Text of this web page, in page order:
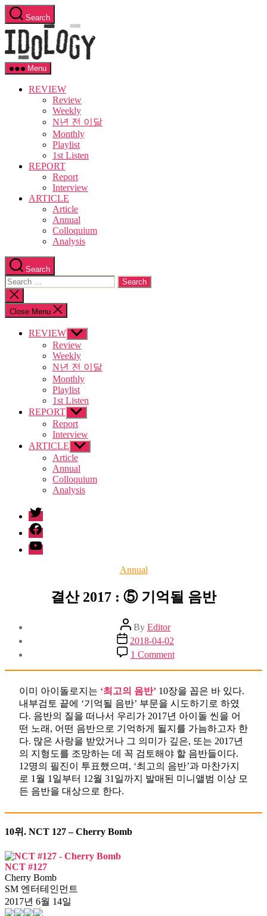
Skip
to
the
content
Search
Menu
REVIEW
Review
Weekly
N년 전 이달
Monthly
Playlist
1st Listen
REPORT
Report
Interview
ARTICLE
Article
Annual
Colloquium
Analysis
Search
Search
for:
Close
search
Close Menu
REVIEW Show
sub
menu
Review
Weekly
N년 전 이달
Monthly
Playlist
1st Listen
REPORT Show
sub
menu
Report
Interview
ARTICLE Show
sub
menu
Article
Annual
Colloquium
Analysis
twitter
facebook
Youtube
Categories
Annual
결산 2017 : ⑤ 기억될 음반
Post
author
By Editor
Post
date
2018-04-02
1 Commenton
결
2017
:
⑤
기
억
될
음
반
이미 아이돌로지는 ‘최고의 음반’ 10장을 꼽은 바 있다.
내부검토 끝에 ‘기억될 음반’ 부문을 시도하기로 하였
다. 음반의 질을 떠나서 우리가 2017년 아이돌 씬을 어
떤 노래, 어떤 음반으로 기억하게 될지를 가늠하고자 한
다. 많은 사랑을 받았거나 그 의미가 깊은, 또는 2017년
의 지형도를 조망하는 데 꼭 검토해야 할 음반들이다.
12명의 필진이 투표했으며, ‘최고의 음반’과 마찬가지
로 1월 1일부터 12월 31일까지 발매된 미니앨범 이상 모
든 음반을 대상으로 한다.
10위. NCT 127 – Cherry Bomb
NCT #127
Cherry Bomb
SM 엔터테인먼트
2017년 6월 14일